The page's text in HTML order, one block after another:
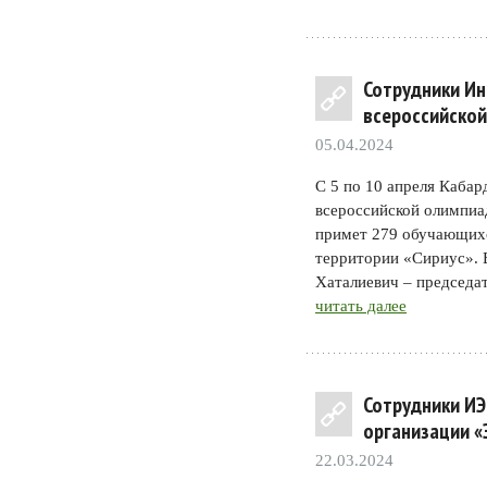
Сотрудники
05.04.2024
С 5 по 10 апреля
всероссийской
примет 279
территории «Сириус».
Хаталиевич –
читать далее
Сотрудники
организации
22.03.2024